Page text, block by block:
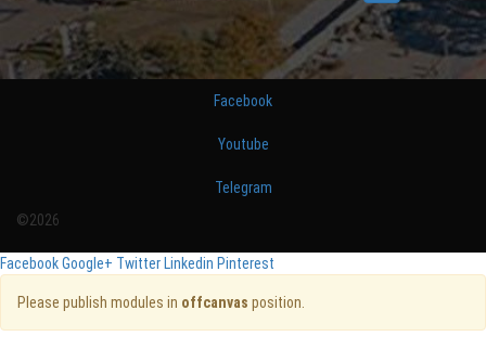
Facebook
Youtube
Telegram
©2026
FacebookGoogle+ Twitter Linkedin Pinterest
Please publish modules in offcanvas position.